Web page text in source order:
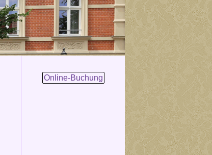
Online-Buchung